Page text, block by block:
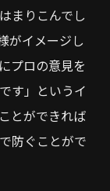
まりこんでし
がイメージし
プロの意見を
す」というイ
とができれば
防ぐことがで